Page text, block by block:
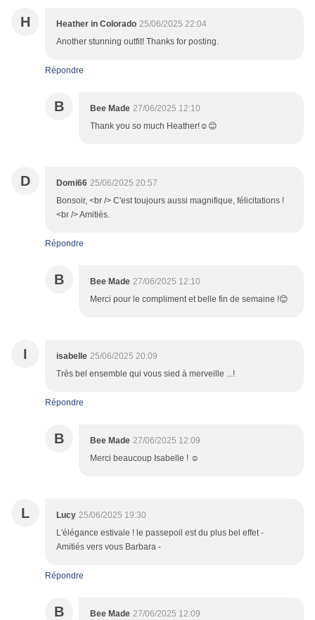
H Heather in Colorado 25/06/2025 22:04
Another stunning outfit! Thanks for posting.
Répondre
B Bee Made 27/06/2025 12:10
Thank you so much Heather!☺️😊
D Domi66 25/06/2025 20:57
Bonsoir, <br /> C'est toujours aussi magnifique, félicitations !
<br /> Amitiés.
Répondre
B Bee Made 27/06/2025 12:10
Merci pour le compliment et belle fin de semaine !😊
I isabelle 25/06/2025 20:09
Très bel ensemble qui vous sied à merveille ...!
Répondre
B Bee Made 27/06/2025 12:09
Merci beaucoup Isabelle ! ☺️
L Lucy 25/06/2025 19:30
L'élégance estivale ! le passepoil est du plus bel effet -
Amitiés vers vous Barbara -
Répondre
B Bee Made 27/06/2025 12:09